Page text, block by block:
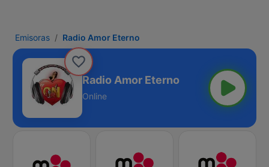
Emisoras Radio Amor Eterno
Radio Amor Eterno
Online